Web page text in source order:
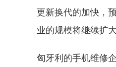
更新换代的加快，
业的规模将继续扩大
匈牙利的手机维修